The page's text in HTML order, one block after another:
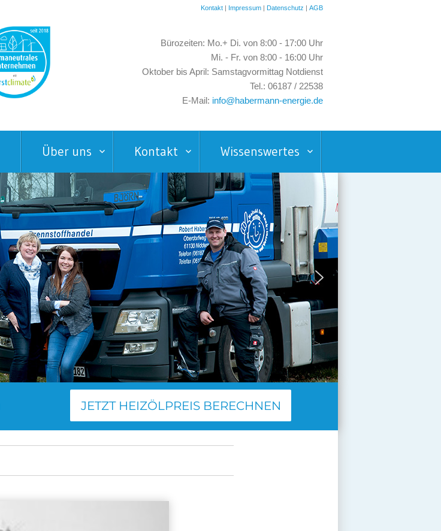
Kontakt | Impressum | Datenschutz | AGB
Bürozeiten: Mo.+ Di. von 8:00 - 17:00 Uhr
Mi. - Fr. von 8:00 - 16:00 Uhr
Oktober bis April: Samstagvormittag Notdienst
Tel.: 06187 / 22538
E-Mail: info@habermann-energie.de
Über uns Kontakt Wissenswertes
JETZT HEIZÖLPREIS BERECHNEN